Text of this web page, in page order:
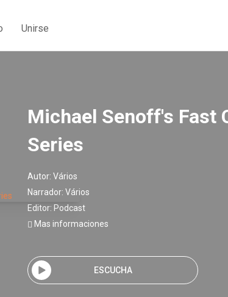
Unirse
Michael Senoff's Fast
Series
Autor: Vários
Narrador: Vários
Editor: Podcast
Mas informaciones
ESCUCHA